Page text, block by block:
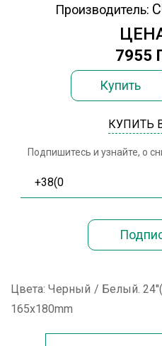
Производитель:
7955
Купить
КУПИТЬ
Подпишитесь и узнайте, о
Цвета: Черный / Белый.
165x180mm